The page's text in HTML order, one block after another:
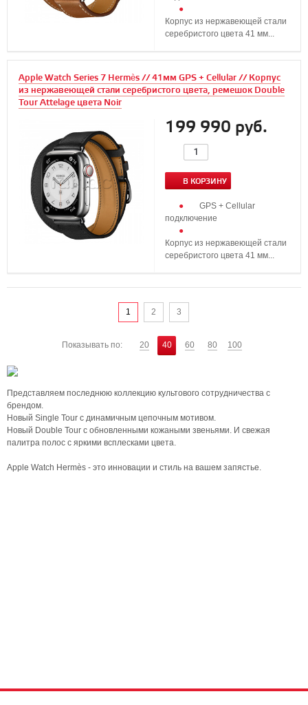
Корпус из нержавеющей стали
серебристого цвета 41 мм...
Apple Watch Series 7 Hermès // 41мм GPS + Cellular // Корпус
из нержавеющей стали серебристого цвета, ремешок Double
Tour Attelage цвета Noir
199 990 руб.
В КОРЗИНУ
GPS + Cellular
подключение
Корпус из нержавеющей стали
серебристого цвета 41 мм...
1 2 3
Показывать по: 20 40 60 80 100
Представляем последнюю коллекцию культового сотрудничества с
брендом.
Новый Single Tour с динамичным цепочным мотивом.
Новый Double Tour с обновленными кожаными звеньями. И свежая
палитра полос с яркими всплесками цвета.
Apple Watch Hermès - это инновации и стиль на вашем запястье.